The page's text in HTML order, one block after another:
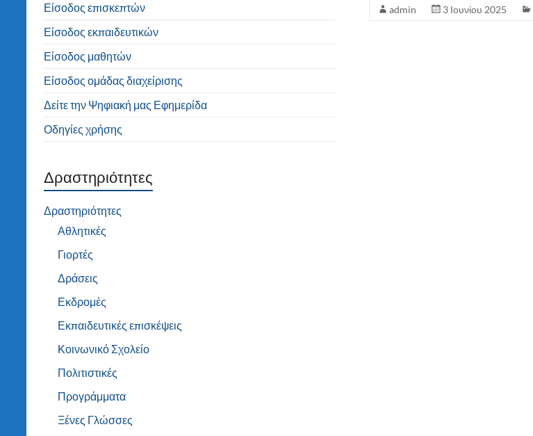
admin 3 Ιουνίου 2025
Είσοδος επισκεπτών
Είσοδος εκπαιδευτικών
Είσοδος μαθητών
Είσοδος ομάδας διαχείρισης
Δείτε την Ψηφιακή μας Εφημερίδα
Οδηγίες χρήσης
Δραστηριότητες
Δραστηριότητες
Αθλητικές
Γιορτές
Δράσεις
Εκδρομές
Εκπαιδευτικές επισκέψεις
Κοινωνικό Σχολείο
Πολιτιστικές
Προγράμματα
Ξένες Γλώσσες